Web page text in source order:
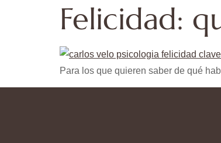
Felicidad:
Para los que quieren saber de qué